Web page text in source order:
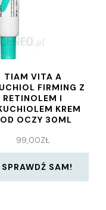
TIAM VITA A
FIRMING Z
RETINOLEM I
KREM
OCZY 30ML
99,00ZŁ
SPRAWDŹ SAM!